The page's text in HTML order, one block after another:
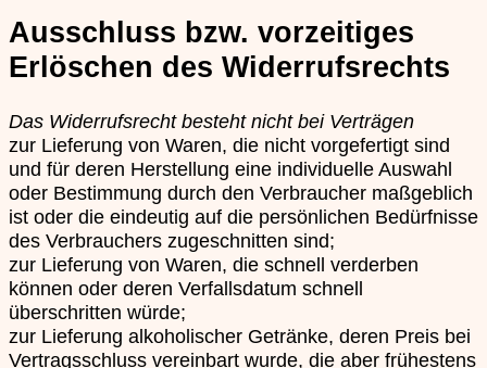
Ausschluss bzw. vorzeitiges
Erlöschen des Widerrufsrechts
Das Widerrufsrecht besteht nicht bei Verträgen
zur Lieferung von Waren, die nicht vorgefertigt sind
und für deren Herstellung eine individuelle Auswahl
oder Bestimmung durch den Verbraucher maßgeblich
ist oder die eindeutig auf die persönlichen Bedürfnisse
des Verbrauchers zugeschnitten sind;
zur Lieferung von Waren, die schnell verderben
können oder deren Verfallsdatum schnell
überschritten würde;
zur Lieferung alkoholischer Getränke, deren Preis bei
Vertragsschluss vereinbart wurde, die aber frühestens